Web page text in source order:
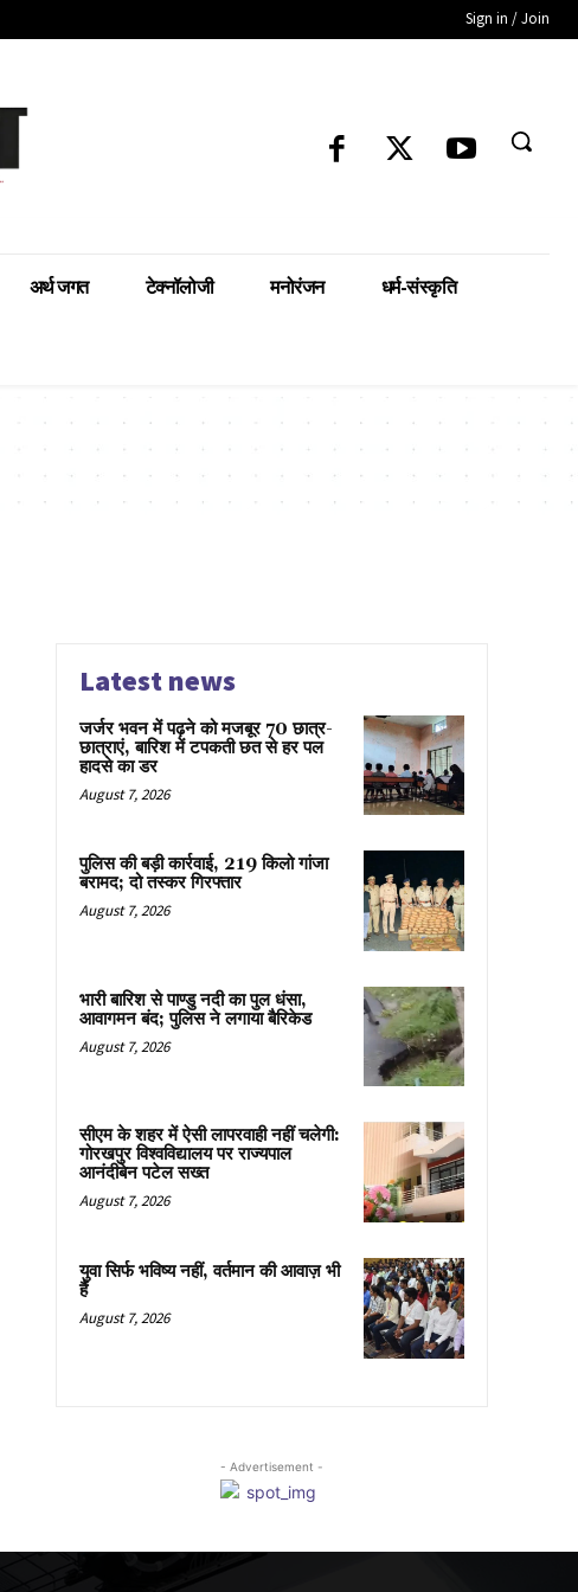
Sign in / Join
अर्थ जगत टेक्नॉलोजी मनोरंजन धर्म-संस्कृति
Latest news
जर्जर भवन में पढ़ने को मजबूर 70 छात्र-
छात्राएं, बारिश में टपकती छत से हर पल
हादसे का डर
August 7, 2026
पुलिस की बड़ी कार्रवाई, 219 किलो गांजा
बरामद; दो तस्कर गिरफ्तार
August 7, 2026
भारी बारिश से पाण्डु नदी का पुल धंसा,
आवागमन बंद; पुलिस ने लगाया बैरिकेड
August 7, 2026
सीएम के शहर में ऐसी लापरवाही नहीं चलेगी:
गोरखपुर विश्वविद्यालय पर राज्यपाल
आनंदीबेन पटेल सख्त
August 7, 2026
युवा सिर्फ भविष्य नहीं, वर्तमान की आवाज़ भी
हैं
August 7, 2026
- Advertisement -